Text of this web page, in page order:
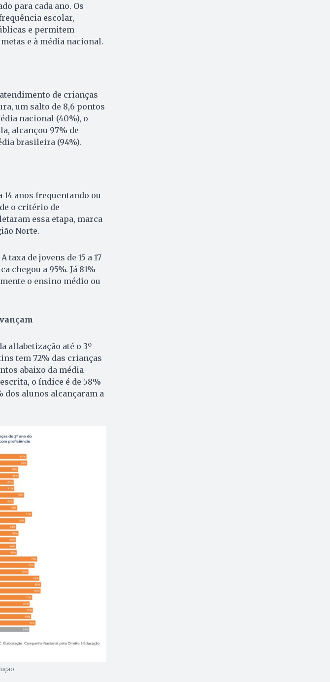
para cada ano. Os
escolar,
e permitem
e à média nacional.
de crianças
um salto de 8,6 pontos
nacional (40%), o
alcançou 97% de
brasileira (94%).
14 anos frequentando ou
o critério de
essa etapa, marca
Norte.
de jovens de 15 a 17
chegou a 95%. Já 81%
o ensino médio ou
alfabetização até o 3º
tem 72% das crianças
abaixo da média
o índice é de 58%
dos alunos alcançaram a